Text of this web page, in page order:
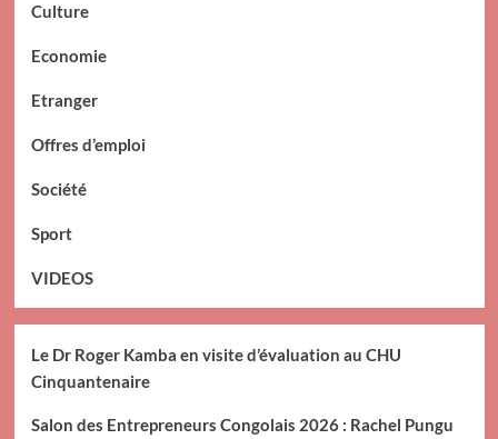
Culture
Economie
Etranger
Offres d’emploi
Société
Sport
VIDEOS
Le Dr Roger Kamba en visite d’évaluation au CHU
Cinquantenaire
Salon des Entrepreneurs Congolais 2026 : Rachel Pungu